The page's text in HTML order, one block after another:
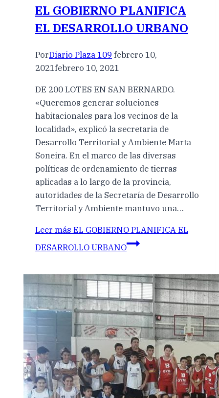
EL GOBIERNO PLANIFICA
EL DESARROLLO URBANO
PorDiario Plaza 109 febrero 10,
2021febrero 10, 2021
DE 200 LOTES EN SAN BERNARDO.
«Queremos generar soluciones
habitacionales para los vecinos de la
localidad», explicó la secretaria de
Desarrollo Territorial y Ambiente Marta
Soneira. En el marco de las diversas
políticas de ordenamiento de tierras
aplicadas a lo largo de la provincia,
autoridades de la Secretaría de Desarrollo
Territorial y Ambiente mantuvo una…
Leer más EL GOBIERNO PLANIFICA EL
DESARROLLO URBANO